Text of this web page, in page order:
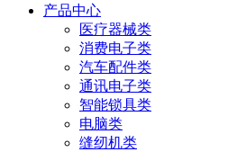
产品中心
医疗器械类
消费电子类
汽车配件类
通讯电子类
智能锁具类
电脑类
缝纫机类